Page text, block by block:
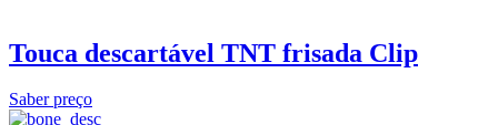
Touca descartável TNT frisada Clip
Saber preço